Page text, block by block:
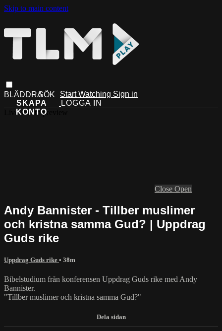
Skip to main content
Start Watching Sign in
Live stream preview
Close Open
Andy Bannister - Tillber muslimer
och kristna samma Gud? | Uppdrag
Guds rike
Uppdrag Guds rike • 38m
Bibelstudium från konferensen Uppdrag Guds rike med Andy
Bannister.
"Tillber muslimer och kristna samma Gud?"